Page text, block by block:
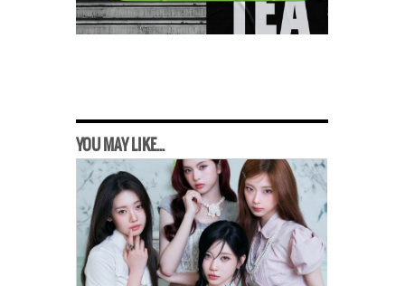
YOU MAY LIKE...